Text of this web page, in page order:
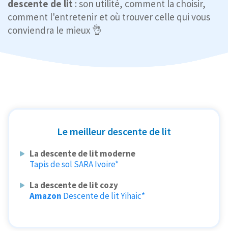
descente de lit : son utilité, comment la choisir,
comment l'entretenir et où trouver celle qui vous
conviendra le mieux 👌
Le meilleur descente de lit
La descente de lit moderne
Tapis de sol SARA Ivoire*
La descente de lit cozy
Amazon Descente de lit Yihaic*